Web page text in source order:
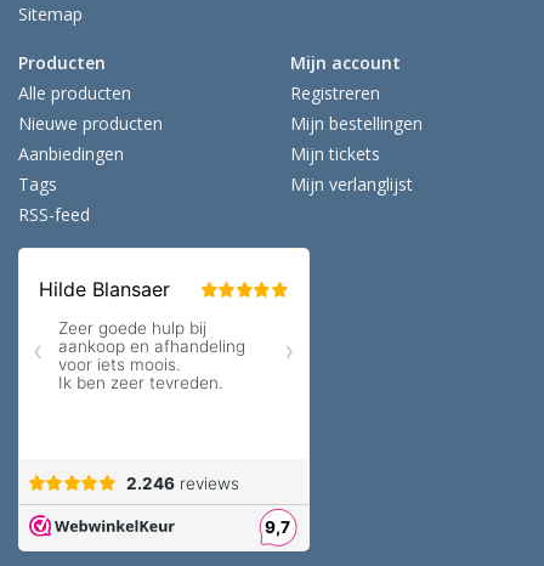
Sitemap
Producten
Alle producten
Nieuwe producten
Aanbiedingen
Tags
RSS-feed
Mijn account
Registreren
Mijn bestellingen
Mijn tickets
Mijn verlanglijst